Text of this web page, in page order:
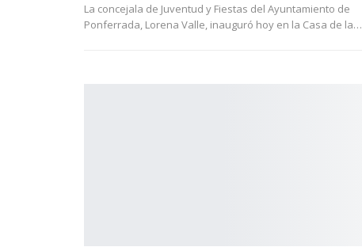
La concejala de Juventud y Fiestas del Ayuntamiento de
Ponferrada, Lorena Valle, inauguró hoy en la Casa de la…